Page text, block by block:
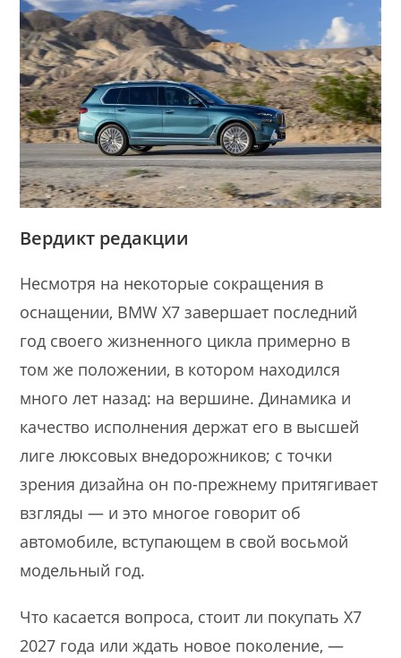
Вердикт редакции
Несмотря на некоторые сокращения в
оснащении, BMW X7 завершает последний
год своего жизненного цикла примерно в
том же положении, в котором находился
много лет назад: на вершине. Динамика и
качество исполнения держат его в высшей
лиге люксовых внедорожников; с точки
зрения дизайна он по-прежнему притягивает
взгляды — и это многое говорит об
автомобиле, вступающем в свой восьмой
модельный год.
Что касается вопроса, стоит ли покупать X7
2027 года или ждать новое поколение, —